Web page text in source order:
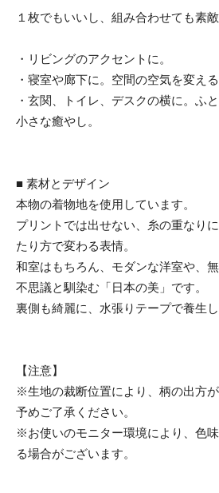
１枚でもいいし、組み合わせても素敵
・リビングのアクセントに。
・寝室や廊下に。空間の空気を変え
・玄関、トイレ、デスクの横に。ふ
小さな癒やし。
■ 素材とデザイン
本物の着物地を使用しています。
プリントでは出せない、糸の重なり
たり方で変わる表情。
和室はもちろん、モダンな洋室や、
不思議と馴染む「日本の美」です。
裏側も綺麗に、水張りテープで養生し
【注意】
※生地の裁断位置により、柄の出方が
予めご了承ください。
※お使いのモニター環境により、色
る場合がございます。